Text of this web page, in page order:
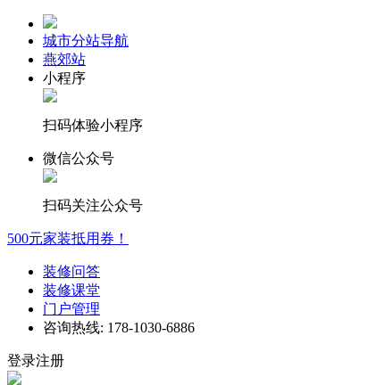
城市分站导航
燕郊站
小程序
扫码体验小程序
微信公众号
扫码关注公众号
500元家装抵用券！
装修问答
装修课堂
门户管理
咨询热线: 178-1030-6886
登录注册